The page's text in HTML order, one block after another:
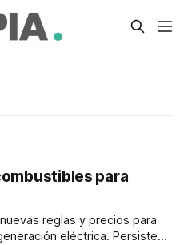
para
reglas y precios para
eléctrica. Persisten